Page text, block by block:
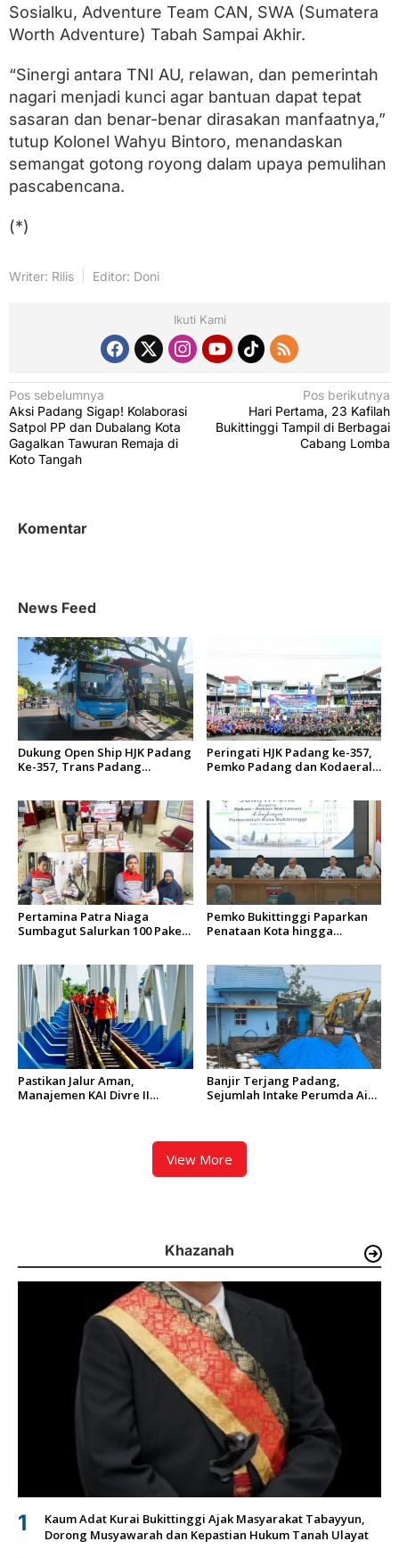
Sosialku, Adventure Team CAN, SWA (Sumatera
Worth Adventure) Tabah Sampai Akhir.
“Sinergi antara TNI AU, relawan, dan pemerintah
nagari menjadi kunci agar bantuan dapat tepat
sasaran dan benar-benar dirasakan manfaatnya,”
tutup Kolonel Wahyu Bintoro, menandaskan
semangat gotong royong dalam upaya pemulihan
pascabencana.
(*)
Writer: Rilis Editor: Doni
Ikuti Kami
N
a
v
a
p
s
Pos sebelumnya
Aksi Padang Sigap! Kolaborasi
Satpol PP dan Dubalang Kota
Gagalkan Tawuran Remaja di
Koto Tangah
Pos berikutnya
Hari Pertama, 23 Kafilah
Bukittinggi Tampil di Berbagai
Cabang Lomba
Komentar
News Feed
Dukung Open Ship HJK Padang
Ke-357, Trans Padang
Peringati HJK Padang ke-357,
Pemko Padang dan Kodaeral
Pertamina Patra Niaga
Sumbagut Salurkan 100 Paket
Pemko Bukittinggi Paparkan
Penataan Kota hingga
Pastikan Jalur Aman,
Manajemen KAI Divre II
Banjir Terjang Padang,
Sejumlah Intake Perumda Air
View More
Khazanah
1
Kaum Adat Kurai Bukittinggi Ajak Masyarakat Tabayyun,
Dorong Musyawarah dan Kepastian Hukum Tanah Ulayat